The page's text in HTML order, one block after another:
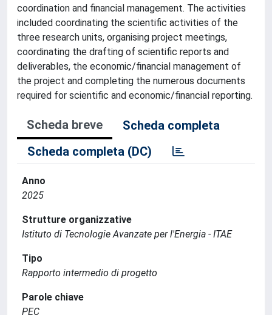
coordination and financial management. The activities
included coordinating the scientific activities of the
three research units, organising project meetings,
coordinating the drafting of scientific reports and
deliverables, the economic/financial management of
the project and completing the numerous documents
required for scientific and economic/financial reporting.
Scheda breve
Scheda completa
Scheda completa (DC)
Anno
2025
Strutture organizzative
Istituto di Tecnologie Avanzate per l'Energia - ITAE
Tipo
Rapporto intermedio di progetto
Parole chiave
PEC